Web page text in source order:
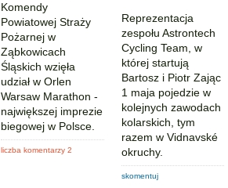
Komendy
Powiatowej Straży
Pożarnej w
Ząbkowicach
Śląskich wzięła
udział w Orlen
Warsaw Marathon -
największej imprezie
biegowej w Polsce.
liczba komentarzy 2
Reprezentacja
zespołu Astrontech
Cycling Team, w
której startują
Bartosz i Piotr Zając
1 maja pojedzie w
kolejnych zawodach
kolarskich, tym
razem w Vidnavské
okruchy.
skomentuj